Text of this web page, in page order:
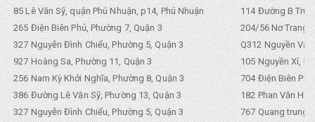
85 Lê Văn Sỹ, quận Phú Nhuận, p14, Phú Nhuận
114 Đường B
265 Điện Biên Phủ, Phường 7, Quận 3
204/56 Nơ Trang
327 Nguyễn Đình Chiểu, Phường 5, Quận 3
Q312 Nguyền
927 Hoàng Sa, Phường 11, Quận 3
105 Nguyền Xí,
256 Nam Kỳ Khởi Nghĩa, Phường 8, Quận 3
704 Điện Biên
386 Đường Lê Văn Sỹ, Phường 13, Quận 3
182 Phan Văn
327 Nguyễn Đình Chiểu, Phường 5, Quận 3
767 Quang trung,